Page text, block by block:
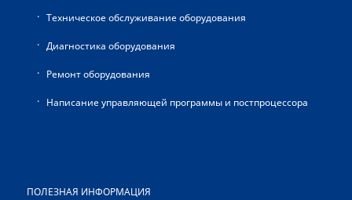
Техническое обслуживание оборудования
Диагностика оборудования
Ремонт оборудования
Написание управляющей программы и постпроцессора
ПОЛЕЗНАЯ ИНФОРМАЦИЯ